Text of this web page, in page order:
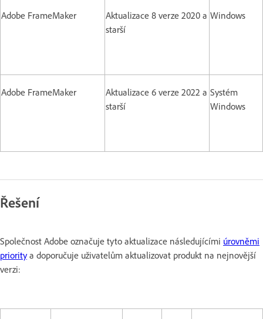
Adobe FrameMaker
Aktualizace 8 verze 2020 a
starší
Windows
Adobe FrameMaker
Aktualizace 6 verze 2022 a
starší
Systém
Windows
Řešení
Společnost Adobe označuje tyto aktualizace následujícími úrovněmi
prioritya doporučuje uživatelům aktualizovat produkt na nejnovější
verzi: